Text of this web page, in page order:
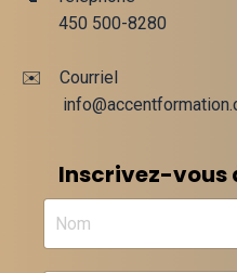
450 500-8280
✉️ Courriel
Inscrivez-vous